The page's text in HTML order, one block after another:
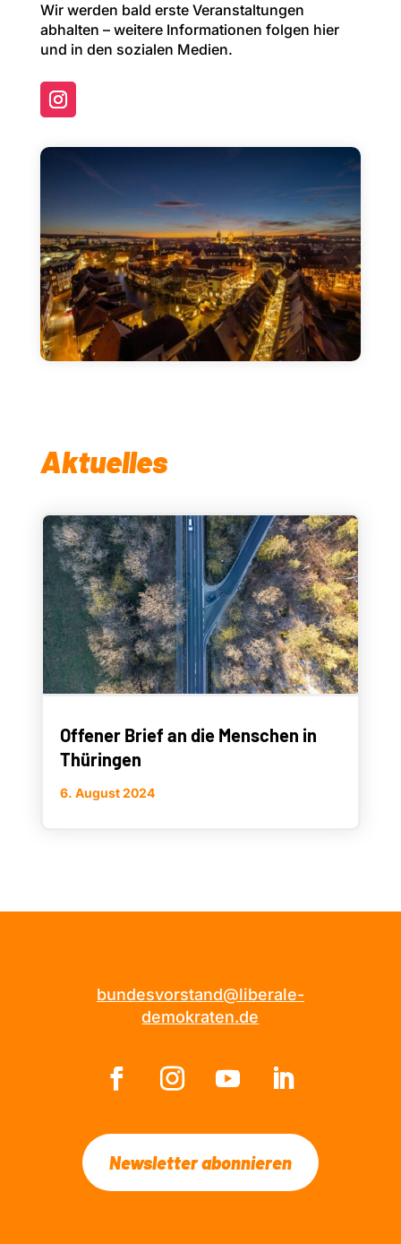
Wir werden bald erste Veranstaltungen
abhalten – weitere Informationen folgen hier
und in den sozialen Medien.
Aktuelles
Offener Brief an die Menschen in
Thüringen
6. August 2024
bundesvorstand@liberale-
demokraten.de
Newsletter abonnieren